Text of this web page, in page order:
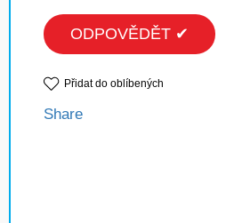
ODPOVĚDĚT ✔
Přidat do oblíbených
Share